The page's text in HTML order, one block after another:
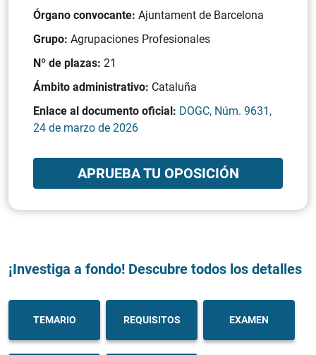
Órgano convocante: Ajuntament de Barcelona
Grupo: Agrupaciones Profesionales
Nº de plazas: 21
Ámbito administrativo: Cataluña
Enlace al documento oficial: DOGC, Núm. 9631,
24 de marzo de 2026
APRUEBA TU OPOSICIÓN
¡Investiga a fondo! Descubre todos los detalles
TEMARIO REQUISITOS EXAMEN